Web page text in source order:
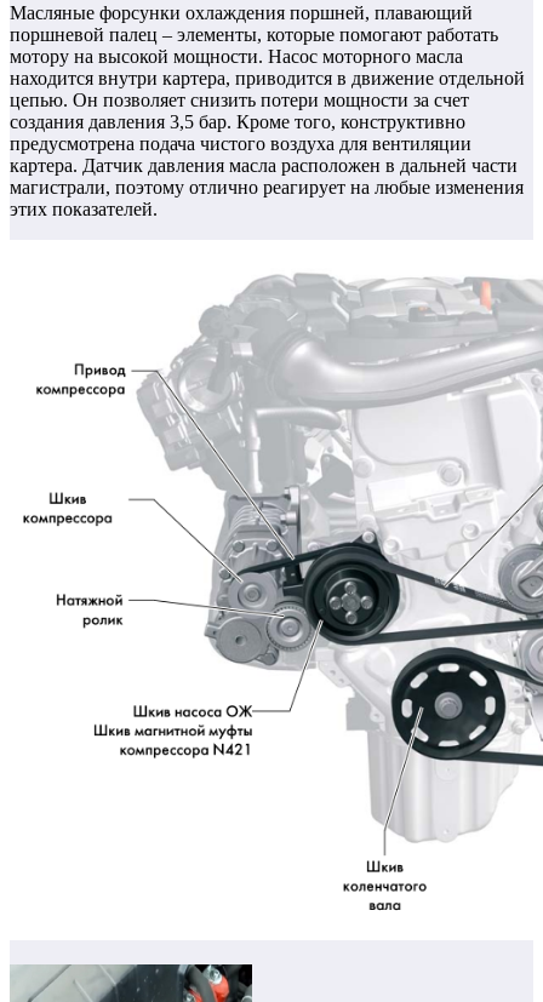
Масляные форсунки охлаждения поршней, плавающий
поршневой палец – элементы, которые помогают работать
мотору на высокой мощности. Насос моторного масла
находится внутри картера, приводится в движение отдельной
цепью. Он позволяет снизить потери мощности за счет
создания давления 3,5 бар. Кроме того, конструктивно
предусмотрена подача чистого воздуха для вентиляции
картера. Датчик давления масла расположен в дальней части
магистрали, поэтому отлично реагирует на любые изменения
этих показателей.